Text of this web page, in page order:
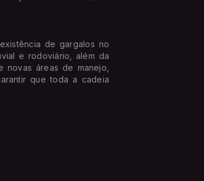
de gargalos no
e rodoviário, além da
novas áreas de manejo,
que toda a cadeia